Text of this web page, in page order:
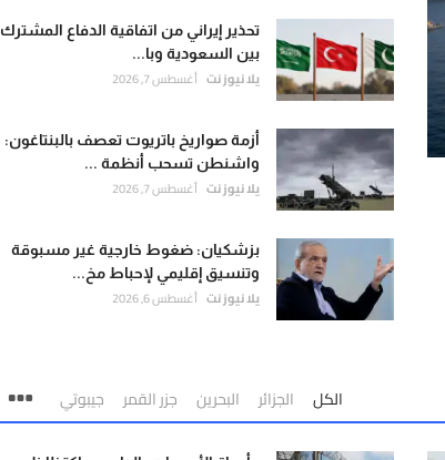
تحذير إيراني من اتفاقية الدفاع المشترك
بين السعودية وبا...
يلا نيوز نت أغسطس 7, 2026
أزمة صواريخ باتريوت تعصف بالبنتاغون:
واشنطن تسحب أنظمة ...
يلا نيوز نت أغسطس 7, 2026
بزشكيان: ضغوط خارجية غير مسبوقة
وتنسيق إقليمي لإحباط مخ...
يلا نيوز نت أغسطس 6, 2026
الكل الجزائر البحرين جزر القمر جيبوتي